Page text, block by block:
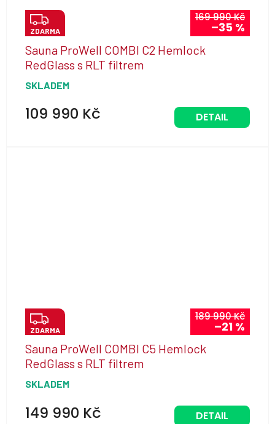
Z
D
A
R
M
A
ZDARMA
169 990 Kč
–35 %
Sauna ProWell COMBI C2 Hemlock
RedGlass s RLT filtrem
SKLADEM
109 990 Kč DETAIL
Z
D
A
R
M
A
ZDARMA
189 990 Kč
–21 %
Sauna ProWell COMBI C5 Hemlock
RedGlass s RLT filtrem
SKLADEM
149 990 Kč DETAIL